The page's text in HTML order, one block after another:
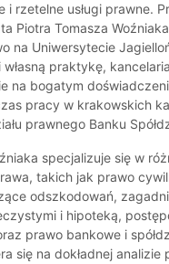
i rzetelne usługi prawne.
Piotra Tomasza
na Uniwersytecie
praktykę,
na bogatym
pracy w krakowskich
prawnego Banku
specjalizuje się w
takich jak prawo
odszkodowań,
i hipoteką,
prawo bankowe i
się na dokładnej